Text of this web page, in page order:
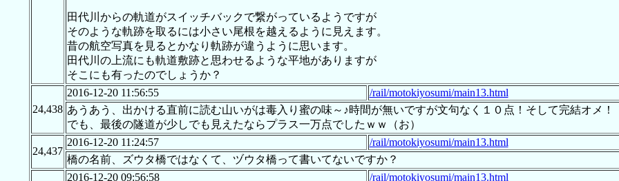
田代川からの軌道がスイッチバックで繋がっているようですが
そのような軌跡を取るには小さい尾根を越えるように見えます。
昔の航空写真を見るとかなり軌跡が違うように思います。
田代川の上流にも軌道敷跡と思わせるような平地がありますが
そこにも有ったのでしょうか？
24,438
2016-12-20 11:56:55
/rail/motokiyosumi/main13.html
あうあう、出かける直前に読む山いがは毒入り蜜の味～♪時間が無いですが文句なく１０点！そして完結オメ
でも、最後の隧道が少しでも見えたならプラス一万点でしたｗｗ（お）
24,437
2016-12-20 11:24:57
/rail/motokiyosumi/main13.html
橋の名前、ズウタ橋ではなくて、ヅウタ橋って書いてないですか？
2016-12-20 09:56:58
/rail/motokiyosumi/main13.html